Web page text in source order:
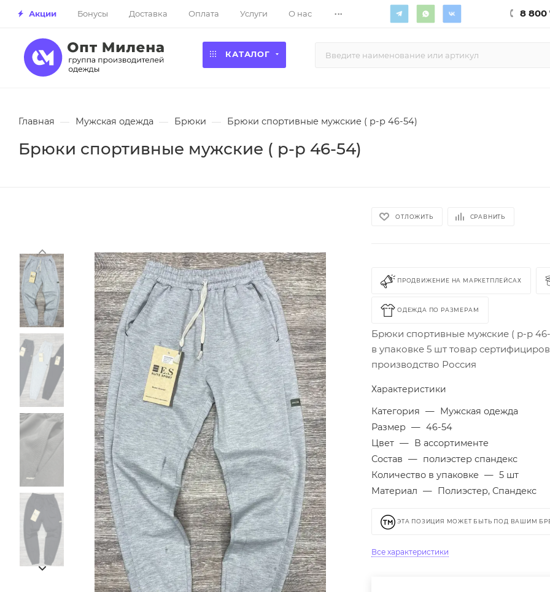
Акции Бонусы Доставка Оплата Услуги О нас ... 8 800
КАТАЛОГ
Главная — Мужская одежда — Брюки — Брюки спортивные мужские ( р-р 46-54)
Брюки спортивные мужские ( р-р 46-54)
ОТЛОЖИТЬ СРАВНИТЬ
ПРОДВИЖЕНИЕ НА МАРКЕТПЛЕЙСАХ
ОДЕЖДА ПО РАЗМЕРАМ
Брюки спортивные мужские ( р-р
в упаковке 5 шт товар
производство Россия
Характеристики
Категория — Мужская одежда
Размер — 46-54
Цвет — В ассортименте
Состав — полиэстер спандекс
Количество в упаковке — 5 шт
Материал — Полиэстер, Спандекс
ЭТА ПОЗИЦИЯ МОЖЕТ БЫТЬ ПОД ВАШИМ
Все характеристики